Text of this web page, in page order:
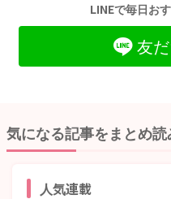
LINEで毎日お
友
気になる記事をまとめ読
人気連載